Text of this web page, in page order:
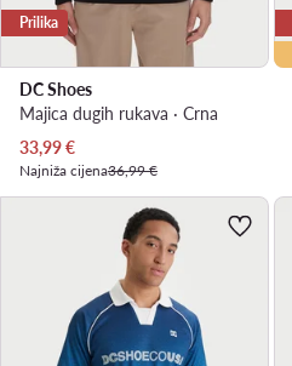
Prilika
DC Shoes
Majica dugih rukava · Crna
Trenutna cijena
33,99€
Najniža cijena36,99 €